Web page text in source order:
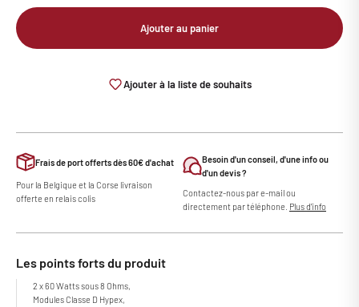
Ajouter au panier
Ajouter à la liste de souhaits
Frais de port offerts dès 60€ d'achat
Pour la Belgique et la Corse livraison
offerte en relais colis
Besoin d'un conseil, d'une info ou
d'un devis ?
Contactez-nous par e-mail ou
directement par téléphone. Plus d'info
Les points forts du produit
2 x 60 Watts sous 8 Ohms,
Modules Classe D Hypex,